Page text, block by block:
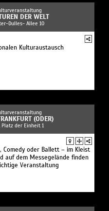
DER WELT
Dulles- Allee 10
Kulturaustausch
(ODER)
der Einheit 1
Comedy oder Ballett – im Kleist
auf dem Messegelände finden
Veranstaltung